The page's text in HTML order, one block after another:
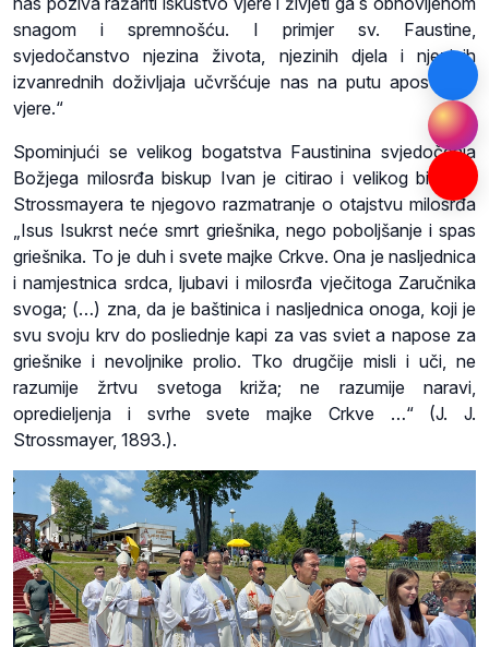
snagom i spremnošću. I primjer sv. Faustine,
svjedočanstvo njezina života, njezinih djela i njezinih
izvanrednih doživljaja učvršćuje nas na putu apostolske
vjere.“
Spominjući se velikog bogatstva Faustinina svjedočenja
Božjega milosrđa biskup Ivan je citirao i velikog biskupa
Strossmayera te njegovo razmatranje o otajstvu milosrđa
„Isus Isukrst neće smrt griešnika, nego poboljšanje i spas
griešnika. To je duh i svete majke Crkve. Ona je nasljednica
i namjestnica srdca, ljubavi i milosrđa vječitoga Zaručnika
svoga; (…) zna, da je baštinica i nasljednica onoga, koji je
svu svoju krv do posliednje kapi za vas sviet a napose za
griešnike i nevoljnike prolio. Tko drugčije misli i uči, ne
razumije žrtvu svetoga križa; ne razumije naravi,
opredieljenja i svrhe svete majke Crkve …“ (J. J.
Strossmayer, 1893.).